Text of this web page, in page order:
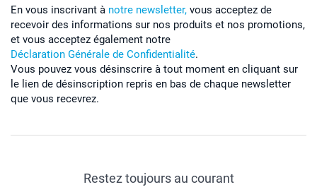
En vous inscrivant à notre newsletter, vous acceptez de
recevoir des informations sur nos produits et nos promotions,
et vous acceptez également notre
Déclaration Générale de Confidentialité.
Vous pouvez vous désinscrire à tout moment en cliquant sur
le lien de désinscription repris en bas de chaque newsletter
que vous recevrez.
Restez toujours au courant